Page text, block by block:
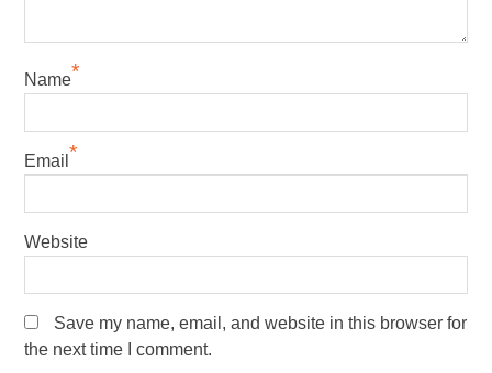
Name*
Email *
Website
Save my name, email, and website in this browser for
the next time I comment.